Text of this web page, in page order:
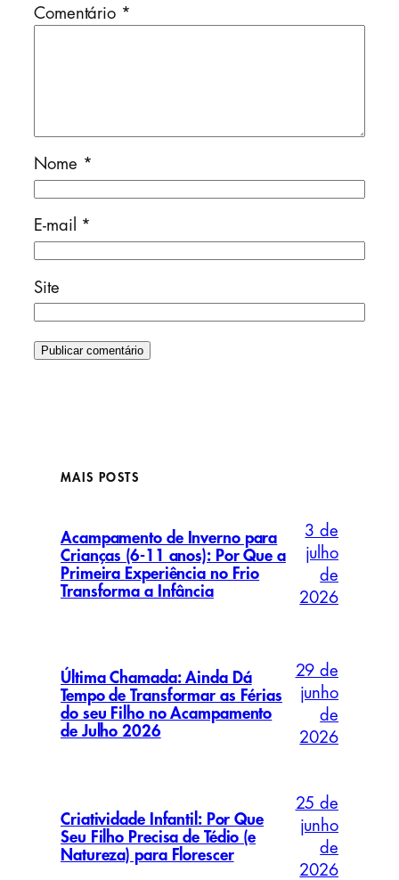
Comentário *
Nome *
E-mail *
Site
MAIS POSTS
Acampamento de Inverno para
Crianças (6-11 anos): Por Que a
Primeira Experiência no Frio
Transforma a Infância
3 de
julho
de
2026
Última Chamada: Ainda Dá
Tempo de Transformar as Férias
do seu Filho no Acampamento
de Julho 2026
29 de
junho
de
2026
Criatividade Infantil: Por Que
Seu Filho Precisa de Tédio (e
Natureza) para Florescer
25 de
junho
de
2026